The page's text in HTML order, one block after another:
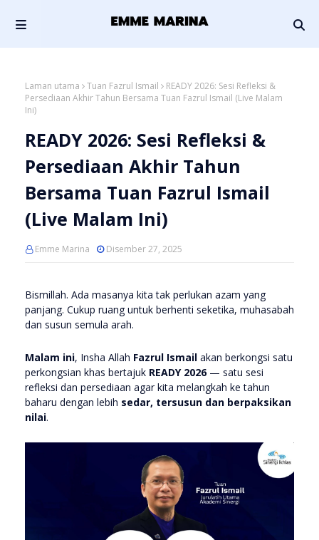
Laman utama Tuan Fazrul Ismail
READY 2026: Sesi Refleksi &
Persediaan Akhir Tahun Bersama Tuan Fazrul Ismail (Live Malam
Ini)
READY 2026: Sesi Refleksi &
Persediaan Akhir Tahun
Bersama Tuan Fazrul Ismail
(Live Malam Ini)
Emme Marina Disember 27, 2025
Bismillah. Ada masanya kita tak perlukan azam yang
panjang. Cukup ruang untuk berhenti seketika, muhasabah
dan susun semula arah.
Malam ini, Insha Allah Fazrul Ismail akan berkongsi satu
perkongsian khas bertajuk READY 2026— satu sesi
refleksi dan persediaan agar kita melangkah ke tahun
baharu dengan lebih sedar, tersusun dan berpaksikan
nilai.